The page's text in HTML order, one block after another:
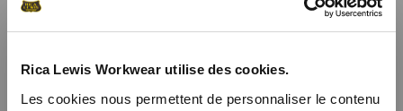
Rica Lewis Workwear utilise des cookies.
Les cookies nous permettent de personnaliser le contenu
Ricevi un codice promozionale per uno sconto
del 10% su tutto il sito